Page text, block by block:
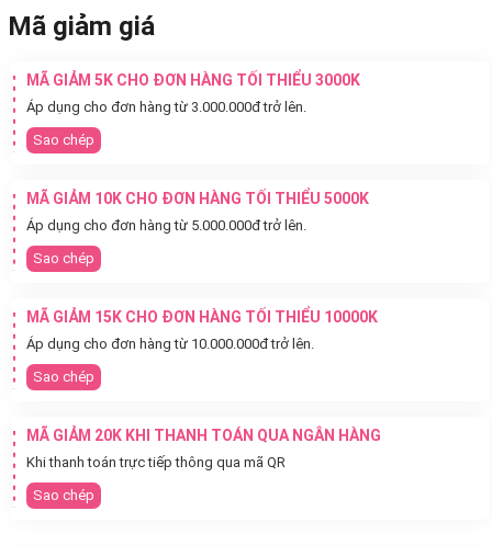
Mã giảm giá
MÃ GIẢM 5K CHO ĐƠN HÀNG TỐI THIỂU 3000K
Áp dụng cho đơn hàng từ 3.000.000đ trở lên.
Sao chép
MÃ GIẢM 10K CHO ĐƠN HÀNG TỐI THIỂU 5000K
Áp dụng cho đơn hàng từ 5.000.000đ trở lên.
Sao chép
MÃ GIẢM 15K CHO ĐƠN HÀNG TỐI THIỂU 10000K
Áp dụng cho đơn hàng từ 10.000.000đ trở lên.
Sao chép
MÃ GIẢM 20K KHI THANH TOÁN QUA NGÂN HÀNG
Khi thanh toán trực tiếp thông qua mã QR
Sao chép